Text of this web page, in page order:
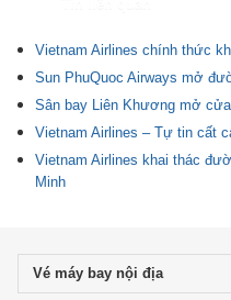
Vietnam Airlines chính thức
Sun PhuQuoc Airways mở
Sân bay Liên Khương mở
Vietnam Airlines – Tự tin cất
Vietnam Airlines khai thác
Minh
Vé máy bay nội địaclick to